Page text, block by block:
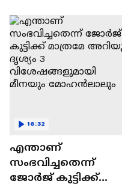
Kattalan Movie|
Antony Varghese Pepe
എന്താണ്
സംഭവിച്ചതെന്ന്
ജോർജ് കുട്ടിക്ക്
16:32